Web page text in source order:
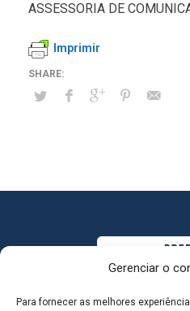
Gerenciar o
Para fornecer as melhores
ASSESSORIA DE
Imprimir